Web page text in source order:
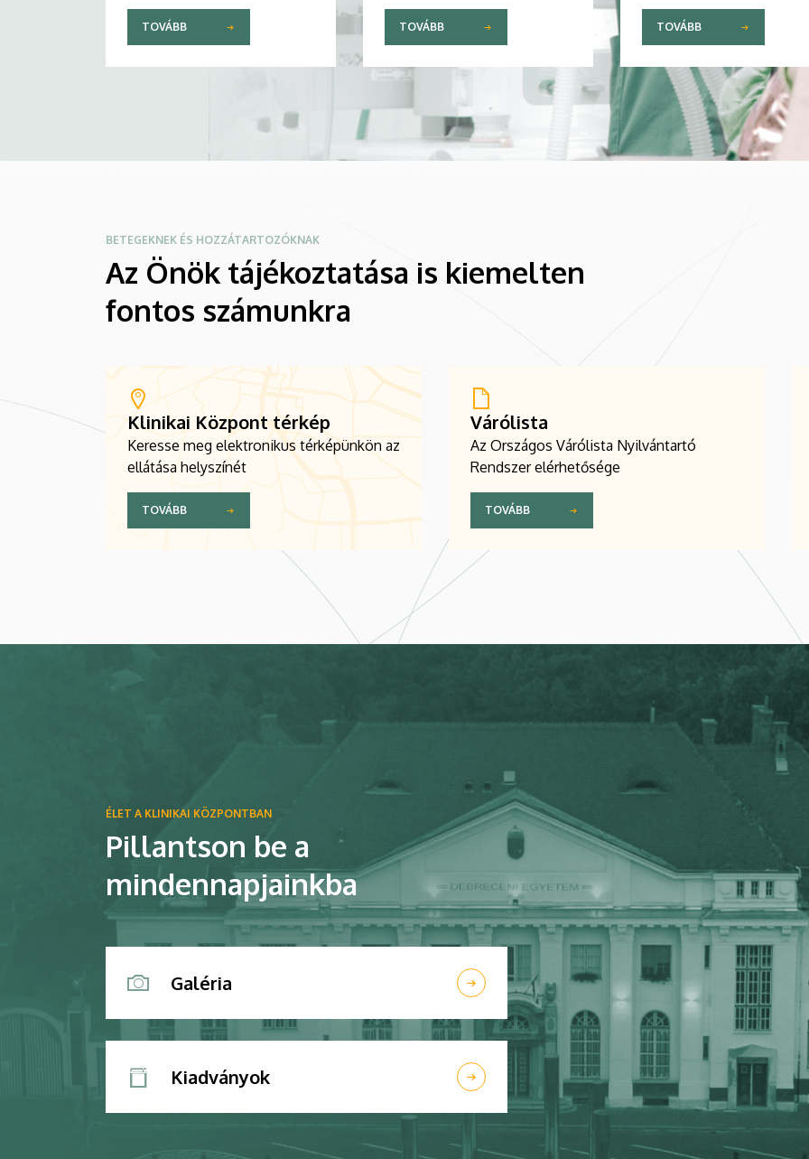
TOVÁBB TOVÁBB TOVÁBB
BETEGEKNEK ÉS HOZZÁTARTOZÓKNAK
Az Önök tájékoztatása is kiemelten
fontos számunkra
Klinikai Központ térkép
Keresse meg elektronikus térképünkön az
ellátása helyszínét
TOVÁBB
Várólista
Az Országos Várólista Nyilvántartó
Rendszer elérhetősége
TOVÁBB
ÉLET A KLINIKAI KÖZPONTBAN
Pillantson be a
mindennapjainkba
Galéria
Kiadványok